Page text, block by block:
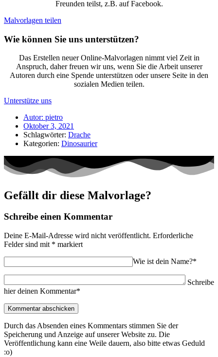
Freunden teilst, z.B. auf Facebook.
Malvorlagen teilen
Wie können Sie uns unterstützen?
Das Erstellen neuer Online-Malvorlagen nimmt viel Zeit in
Anspruch, daher freuen wir uns, wenn Sie die Arbeit unserer
Autoren durch eine Spende unterstützen oder unsere Seite in den
sozialen Medien teilen.
Unterstütze uns
Autor: pietro
Oktober 3, 2021
Schlagwörter: Drache
Kategorien: Dinosaurier
Gefällt dir diese Malvorlage?
Schreibe einen Kommentar
Deine E-Mail-Adresse wird nicht veröffentlicht. Erforderliche
Felder sind mit * markiert
Wie ist dein Name?*
Schreibe
hier deinen Kommentar*
Durch das Absenden eines Kommentars stimmen Sie der
Speicherung und Anzeige auf unserer Website zu. Die
Veröffentlichung kann eine Weile dauern, also bitte etwas Geduld
:o)